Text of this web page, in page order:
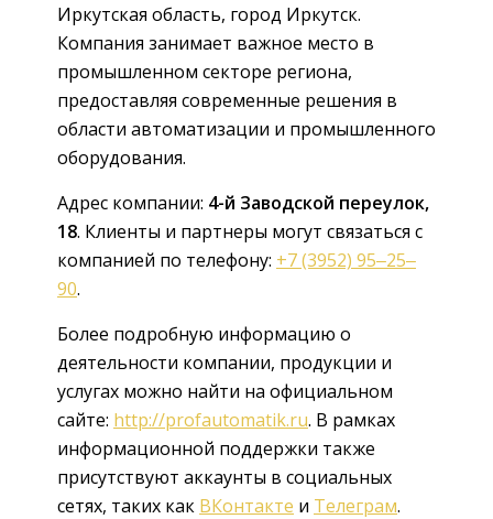
Иркутская область, город Иркутск.
Компания занимает важное место в
промышленном секторе региона,
предоставляя современные решения в
области автоматизации и промышленного
оборудования.
Адрес компании: 4-й Заводской переулок,
18. Клиенты и партнеры могут связаться с
компанией по телефону: +7 (3952) 95‒25‒
90.
Более подробную информацию о
деятельности компании, продукции и
услугах можно найти на официальном
сайте: http://profautomatik.ru. В рамках
информационной поддержки также
присутствуют аккаунты в социальных
сетях, таких как ВКонтакте и Телеграм.